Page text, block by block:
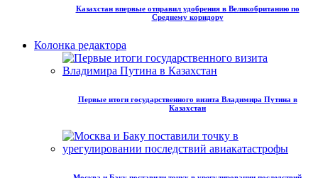
Казахстан впервые отправил удобрения в Великобританию по
Среднему коридору
Колонка редактора
Первые итоги государственного визита Владимира Путина в
Казахстан